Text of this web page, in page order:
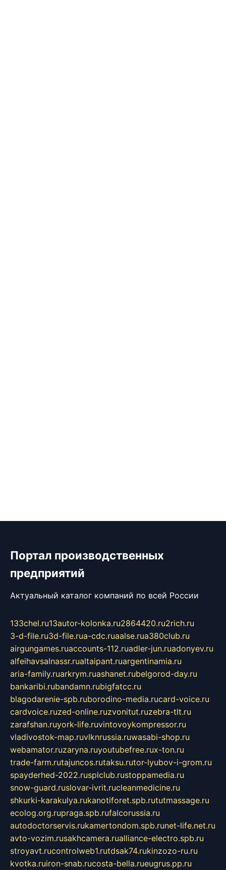
Портал производственных
предприятий
Актуальный каталог компаний по всей России
133chel.ru13autor-kolonka.ru2864420.ru2rich.ru
3-d-file.ru3d-file.rua-cdc.ruaalse.rua380club.ru
airgungames.ruaccounts-112.ruadler-jun.ruadonyev.ru
alfeihavsalnassr.rualtaipant.ruargentinamia.ru
aria-family.ruarkrym.ruashanet.rubelgorod-day.ru
bankaribi.rubandamn.rubigfatcc.ru
blagodarenie-spb.ruborodino-media.rucard-voice.ru
cardvoice.ruzed-online.ruzvonitut.ruzebra-tlt.ru
zarafshan.ruyork-life.ruvintovoykompressor.ru
vladivostok-map.ruvlknrussia.ruwasabi-shop.ru
webamator.ruzaryna.ruyoutubefree.rux-ton.ru
trade-farm.rutajuncos.rutaksu.rutor-lyubov-i-grom.ru
spayderhed-2022.rusplclub.rustoppamedia.ru
snow-guard.ruslovar-ivrit.rucleanmedicine.ru
shkurki-karakulya.rukanotiforet.spb.rututmassage.ru
ecolog.org.rupraga.spb.rufalcorussia.ru
autodoctorservis.rukamertondom.spb.runet-life.net.ru
avto-vozim.rusakhcamera.rualliance-electro.spb.ru
stroyavt.rucontrolweb1.rutdsak74.rukinzozo-ru.ru
kvotka.ruiron-snab.rucosta-bella.rueugrus.pp.ru